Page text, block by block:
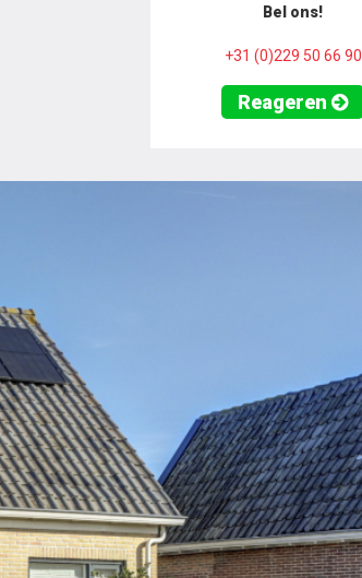
Bel ons!
+31 (0)229 50 66 90
Reageren